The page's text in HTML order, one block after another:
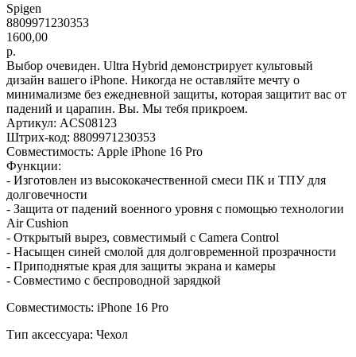
Spigen
8809971230353
1600,00
р.
Выбор очевиден. Ultra Hybrid демонстрирует культовый
дизайн вашего iPhone. Никогда не оставляйте мечту о
минимализме без ежедневной защиты, которая защитит вас от
падений и царапин. Вы. Мы тебя прикроем.
Артикул: ACS08123
Штрих-код: 8809971230353
Совместимость: Apple iPhone 16 Pro
Функции:
- Изготовлен из высококачественной смеси ПК и ТПУ для
долговечности
- Защита от падений военного уровня с помощью технологии
Air Cushion
- Открытый вырез, совместимый с Camera Control
- Насыщен синей смолой для долговременной прозрачности
- Приподнятые края для защиты экрана и камеры
- Совместимо с беспроводной зарядкой
Совместимость: iPhone 16 Pro
Тип аксессуара: Чехол